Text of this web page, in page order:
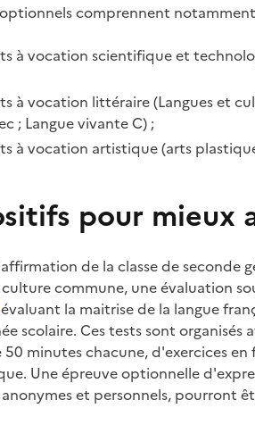
optionnels comprennent
à vocation scientifique et
à vocation littéraire (Langues et
; Langue vivante C) ;
à vocation artistique (arts
pour mieux
de la classe de seconde
commune, une évaluation
évaluant la maitrise de la langue
scolaire. Ces tests sont
50 minutes chacune, d'exercices
Une épreuve optionnelle
et personnels, pourront